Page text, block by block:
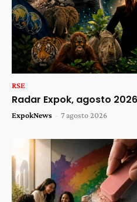
RSE
Radar Expok, agosto
ExpokNews - 7 agosto 2026